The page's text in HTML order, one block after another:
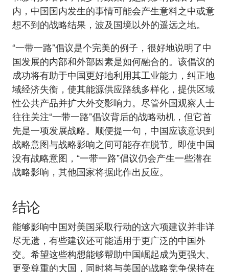
内，中国国内发生的事情可能会产生意料之中或意
想不到的战略结果，波及国境以外的遥远之地。
“一带一路”倡议是个完美的例子，很好地说明了中
国发展的内部和外部因素是如何融合的。该倡议的
成功将有助于中国更好地利用其工业能力，纠正地
域经济失衡，使其能源供应路线多样化，提供区域
性公共产品并扩大外交影响力。尽管外国观察人士
往往关注“一带一路”倡议背后的战略动机，但它首
先是一项发展战略。顺便提一句，中国应该意识到
战略意图与战略影响之间可能存在脱节。即使中国
没有战略意图，“一带一路”倡议仍会产生一些潜在
战略影响，其他国家将据此作出反应。
结论
能够影响中国对美国采取行动的这六项建议并非详
尽无遗，有些建议还可能适用于更广泛的中国外
交。希望这些构想能够帮助中国崛起成为更强大、
更受尊重的大国，同时将与美国的战略竞争保持在